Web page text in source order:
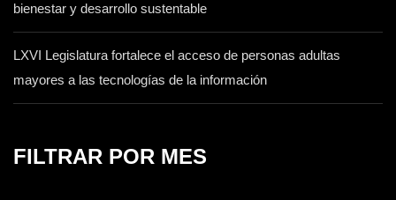
bienestar y desarrollo sustentable
LXVI Legislatura fortalece el acceso de personas adultas
mayores a las tecnologías de la información
FILTRAR POR MES